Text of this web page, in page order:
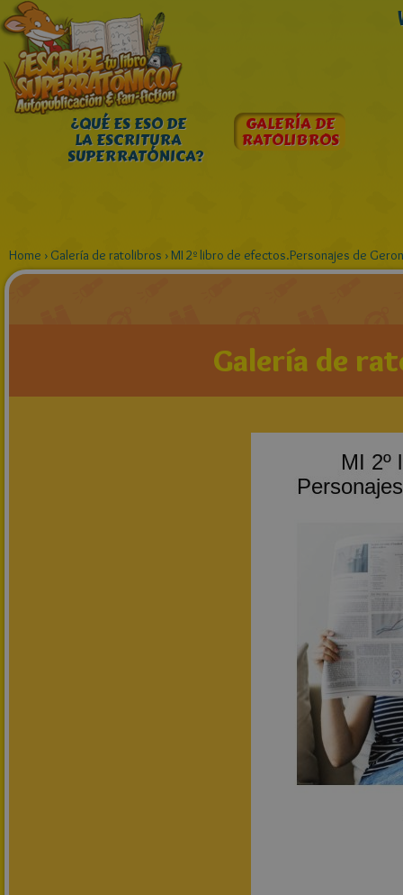
¿QUÉ ES ESO DE
LA ESCRITURA
SUPERRATÓNICA?
GALERÍA DE
RATOLIBROS
Home › Galería de ratolibros ›MI 2º libro de efectos.Personajes de
Galería de